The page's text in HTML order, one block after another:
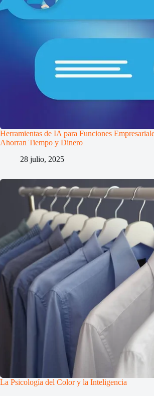
Herramientas de IA para Funciones
Ahorran Tiempo y Dinero
28 julio, 2025
La Psicología del Color y la Inteligencia